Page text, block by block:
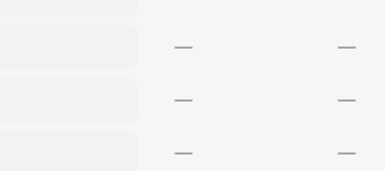
— —
— —
— —